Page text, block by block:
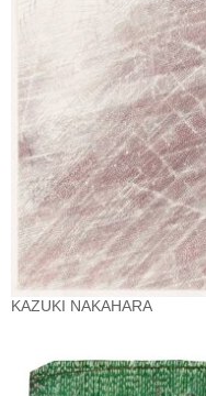
KAZUKI NAKAHARA